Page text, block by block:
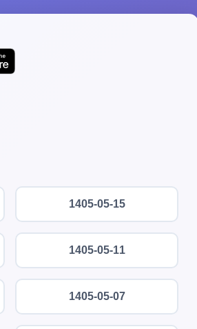
1405-05-15
1405-05-11
1405-05-07